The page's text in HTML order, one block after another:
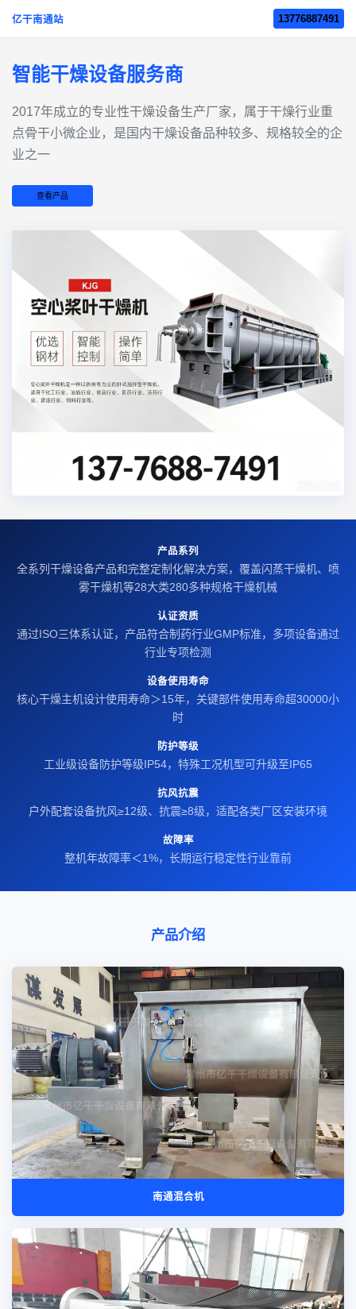
亿干南通站 13776887491
智能干燥设备服务商
2017年成立的‌专业性干燥设备生产厂家‌，属于干燥行业重
点骨干小微企业，是国内干燥设备品种较多、规格较全的企
业之一
查看产品
产品系列
全系列干燥设备产品和完整定制化解决方案，覆盖闪蒸干燥机、喷
雾干燥机等28大类280多种规格干燥机械
认证资质
通过ISO三体系认证，产品符合制药行业GMP标准，多项设备通过
行业专项检测
设备使用寿命
核心干燥主机设计使用寿命＞15年，关键部件使用寿命超30000小
时
防护等级
工业级设备防护等级IP54，特殊工况机型可升级至IP65
抗风抗震
户外配套设备抗风≥12级、抗震≥8级，适配各类厂区安装环境
故障率
整机年故障率＜1%，长期运行稳定性行业靠前
产品介绍
南通混合机